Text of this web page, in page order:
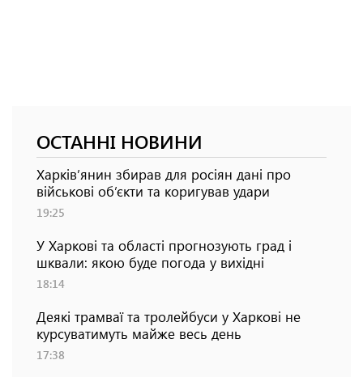
ОСТАННІ НОВИНИ
Харків’янин збирав для росіян дані про
військові об’єкти та коригував удари
19:25
У Харкові та області прогнозують град і
шквали: якою буде погода у вихідні
18:14
Деякі трамваї та тролейбуси у Харкові не
курсуватимуть майже весь день
17:38